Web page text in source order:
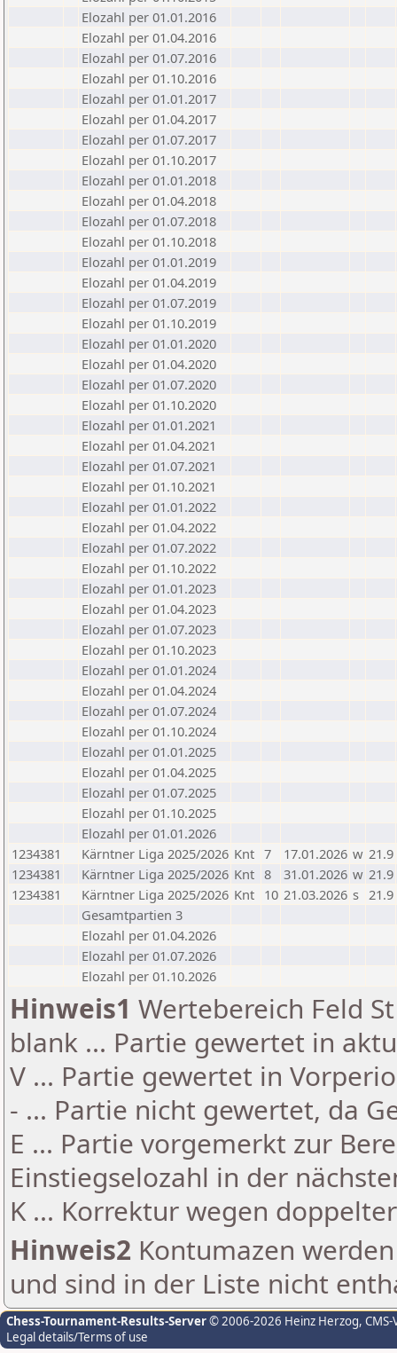
Elozahl per 01.01.2016
Elozahl per 01.04.2016
Elozahl per 01.07.2016
Elozahl per 01.10.2016
Elozahl per 01.01.2017
Elozahl per 01.04.2017
Elozahl per 01.07.2017
Elozahl per 01.10.2017
Elozahl per 01.01.2018
Elozahl per 01.04.2018
Elozahl per 01.07.2018
Elozahl per 01.10.2018
Elozahl per 01.01.2019
Elozahl per 01.04.2019
Elozahl per 01.07.2019
Elozahl per 01.10.2019
Elozahl per 01.01.2020
Elozahl per 01.04.2020
Elozahl per 01.07.2020
Elozahl per 01.10.2020
Elozahl per 01.01.2021
Elozahl per 01.04.2021
Elozahl per 01.07.2021
Elozahl per 01.10.2021
Elozahl per 01.01.2022
Elozahl per 01.04.2022
Elozahl per 01.07.2022
Elozahl per 01.10.2022
Elozahl per 01.01.2023
Elozahl per 01.04.2023
Elozahl per 01.07.2023
Elozahl per 01.10.2023
Elozahl per 01.01.2024
Elozahl per 01.04.2024
Elozahl per 01.07.2024
Elozahl per 01.10.2024
Elozahl per 01.01.2025
Elozahl per 01.04.2025
Elozahl per 01.07.2025
Elozahl per 01.10.2025
Elozahl per 01.01.2026
1234381
Kärntner Liga 2025/2026 Knt 7 17.01.2026 w 21.9
1234381
Kärntner Liga 2025/2026 Knt 8 31.01.2026 w 21.9
1234381
Kärntner Liga 2025/2026 Knt 10 21.03.2026 s 21.9
Gesamtpartien 3
Elozahl per 01.04.2026
Elozahl per 01.07.2026
Elozahl per 01.10.2026
Hinweis1 Wertebereich Feld
blank ... Partie gewertet in
V ... Partie gewertet in
- ... Partie nicht gewertet, da
E ... Partie vorgemerkt zur
Einstiegselozahl in der
K ... Korrektur wegen
Hinweis2 Kontumazen
und sind in der Liste nicht
Chess-Tournament-Results-Server© 2006-2026 Heinz Herzog,
Legal details/Terms of use